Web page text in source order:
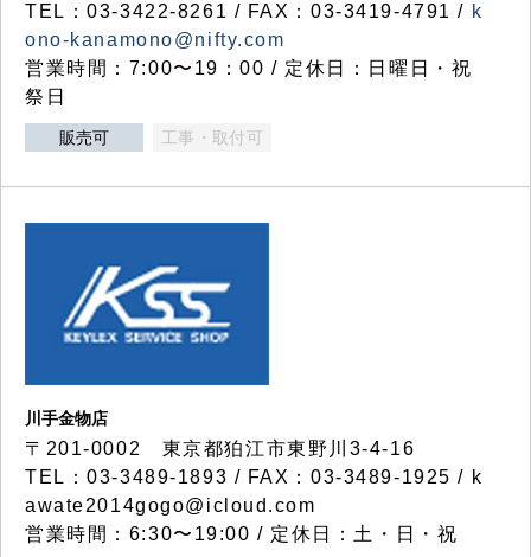
TEL：03-3422-8261 / FAX：03-3419-4791 / k
ono-kanamono@nifty.com
営業時間：7:00〜19：00 / 定休日：日曜日・祝
祭日
販売可 工事・取付可
川手金物店
〒201-0002 東京都狛江市東野川3-4-16
TEL：03-3489-1893 / FAX：03-3489-1925 / k
awate2014gogo@icloud.com
営業時間：6:30〜19:00 / 定休日：土・日・祝